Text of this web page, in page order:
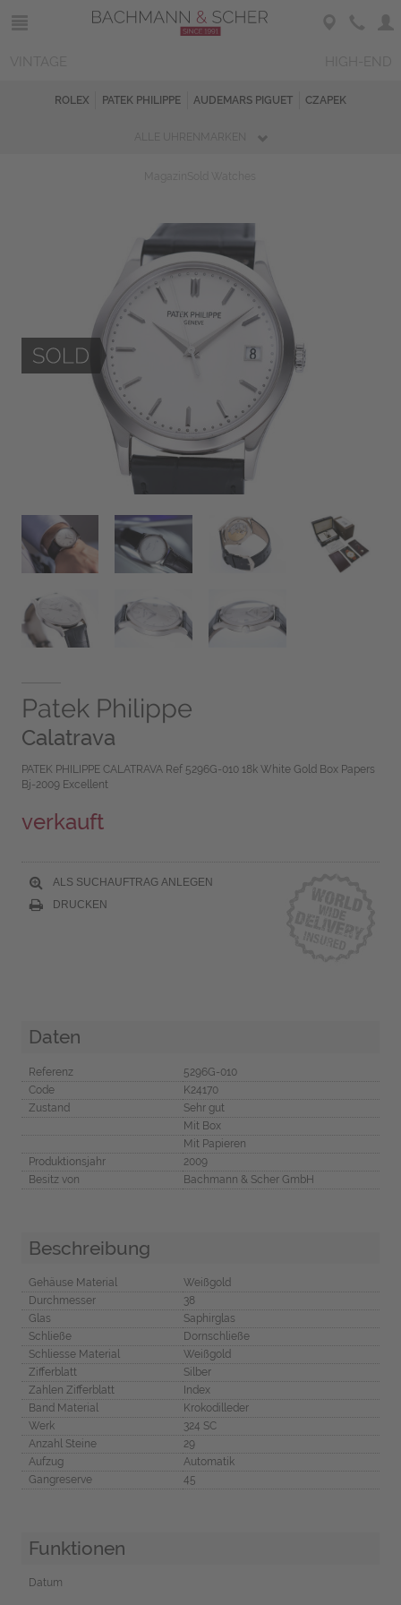
ROLEX PATEK PHILIPPE AUDEMARS PIGUET CZAPEK
Patek Philippe
Calatrava
PATEK PHILIPPE CALATRAVA Ref 5296G-010 18k White Gold Box Papers
Bj-2009 Excellent
verkauft
ALS SUCHAUFTRAG ANLEGEN
DRUCKEN
Daten
Referenz
5296G-010
Code
K24170
Zustand
Sehr gut
Mit Box
Mit Papieren
Produktionsjahr
2009
Besitz von
Bachmann & Scher GmbH
Beschreibung
Gehäuse Material
Weißgold
Durchmesser
38
Glas
Saphirglas
Schließe
Dornschließe
Schliesse Material
Weißgold
Zifferblatt
Silber
Zahlen Zifferblatt
Index
Band Material
Krokodilleder
Werk
324 SC
Anzahl Steine
29
Aufzug
Automatik
Gangreserve
45
Funktionen
Datum